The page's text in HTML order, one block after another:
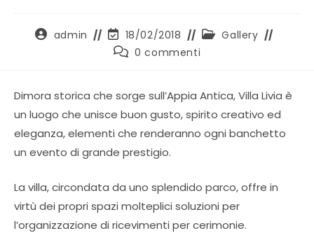
Autoreadmin
Ultima
modifica
dell'articolo:
18/02/2018
Categoria
Gallery
Commenti
0 commenti
Dimora storica che sorge sull’Appia Antica, Villa Livia è
un luogo che unisce buon gusto, spirito creativo ed
eleganza, elementi che renderanno ogni banchetto
un evento di grande prestigio.
La villa, circondata da uno splendido parco, offre in
virtù dei propri spazi molteplici soluzioni per
l’organizzazione di ricevimenti per cerimonie.